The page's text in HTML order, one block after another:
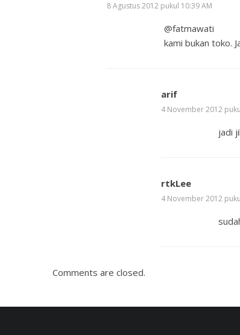
8 Agustus 2012 pukul 10:39 AM
@fatmawati
kami bukan toko.
arif
4 November 2012
jadi
rtkLee
4 November 2012
Comments are closed.